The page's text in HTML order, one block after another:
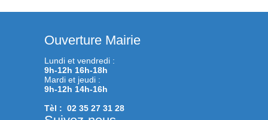
Ouverture Mairie
Lundi et vendredi :
9h-12h 16h-18h
Mardi et jeudi :
9h-12h 14h-16h
Tèl : 02 35 27 31 28